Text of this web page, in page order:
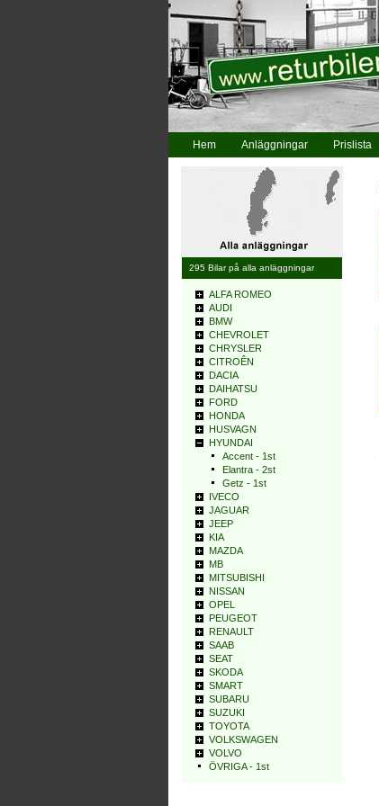
Hem Anläggningar Prislista
295 Bilar på alla anläggningar
ALFA ROMEO
AUDI
BMW
CHEVROLET
CHRYSLER
CITROÊN
DACIA
DAIHATSU
FORD
HONDA
HUSVAGN
HYUNDAI
Accent - 1st
Elantra - 2st
Getz - 1st
IVECO
JAGUAR
JEEP
KIA
MAZDA
MB
MITSUBISHI
NISSAN
OPEL
PEUGEOT
RENAULT
SAAB
SEAT
SKODA
SMART
SUBARU
SUZUKI
TOYOTA
VOLKSWAGEN
VOLVO
ÖVRIGA - 1st